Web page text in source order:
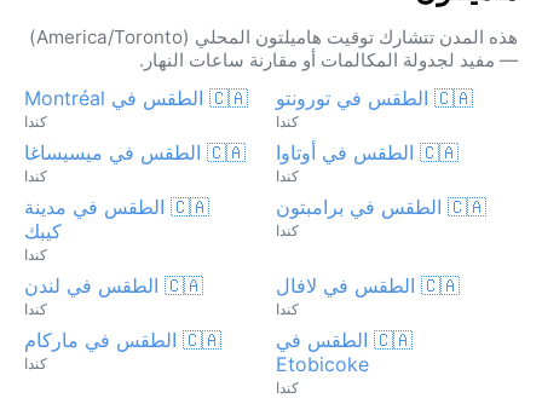
هذه المدن تتشارك توقيت هاميلتون المحلي (America/Toronto)
— مفيد لجدولة المكالمات أو مقارنة ساعات النهار.
🇨🇦 الطقس في تورونتو
كندا
🇨🇦 الطقس في Montréal
كندا
🇨🇦 الطقس في أوتاوا
كندا
🇨🇦 الطقس في ميسيساغا
كندا
🇨🇦 الطقس في برامبتون
كندا
🇨🇦 الطقس في مدينة
كيبك
كندا
🇨🇦 الطقس في لافال
كندا
🇨🇦 الطقس في لندن
كندا
🇨🇦 الطقس في
Etobicoke
كندا
🇨🇦 الطقس في ماركام
كندا